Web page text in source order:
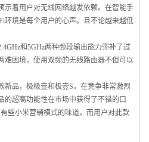
示着用户对无线网络越发依赖。在智能手
环境是每个用户的心声。且不论越来越低
和5GHz两种频段输出能力弥补了过
难困境，使用双频的无线路由器不但可以
品，极极壹和极壹S，在竞争非常激烈
的超高功能性在市场中获得了不错的口
些小米营销模式的味道，而用户对此款